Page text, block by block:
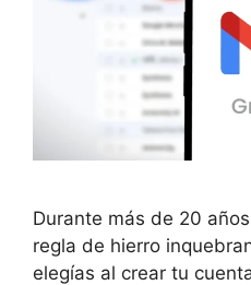
Durante más de 20
regla de hierro
elegías al crear tu